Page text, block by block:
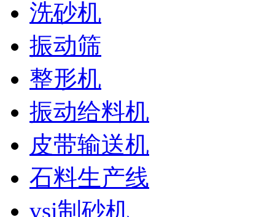
洗砂机
振动筛
整形机
振动给料机
皮带输送机
石料生产线
vsi制砂机